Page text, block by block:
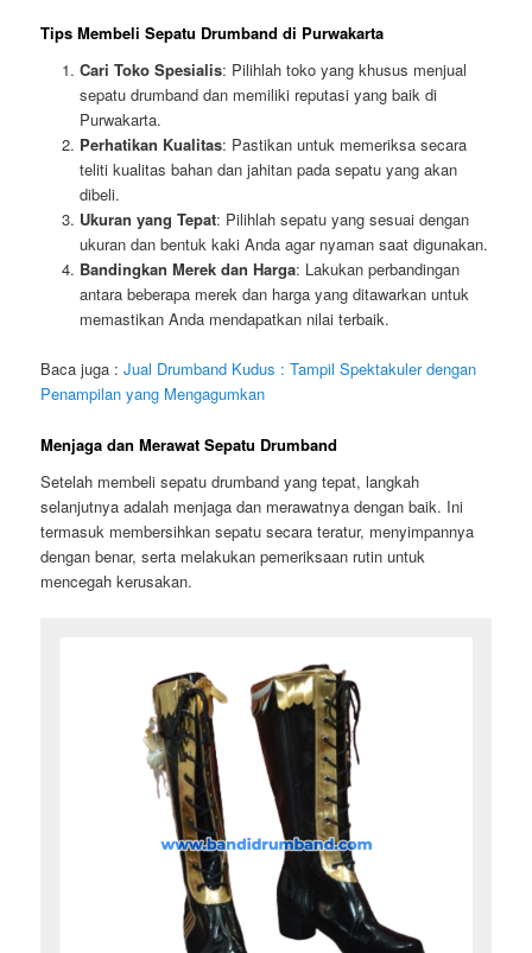
Tips Membeli Sepatu Drumband di Purwakarta
Cari Toko Spesialis: Pilihlah toko yang khusus menjual
sepatu drumband dan memiliki reputasi yang baik di
Purwakarta.
Perhatikan Kualitas: Pastikan untuk memeriksa secara
teliti kualitas bahan dan jahitan pada sepatu yang akan
dibeli.
Ukuran yang Tepat: Pilihlah sepatu yang sesuai dengan
ukuran dan bentuk kaki Anda agar nyaman saat digunakan.
Bandingkan Merek dan Harga: Lakukan perbandingan
antara beberapa merek dan harga yang ditawarkan untuk
memastikan Anda mendapatkan nilai terbaik.
Baca juga :Jual Drumband Kudus : Tampil Spektakuler dengan
Penampilan yang Mengagumkan
Menjaga dan Merawat Sepatu Drumband
Setelah membeli sepatu drumband yang tepat, langkah
selanjutnya adalah menjaga dan merawatnya dengan baik. Ini
termasuk membersihkan sepatu secara teratur, menyimpannya
dengan benar, serta melakukan pemeriksaan rutin untuk
mencegah kerusakan.